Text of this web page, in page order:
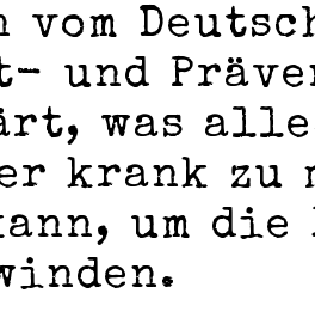
vom
und
was
krank zu
um die